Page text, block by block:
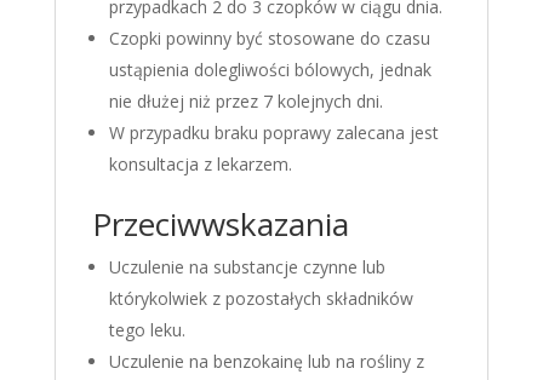
przypadkach 2 do 3 czopków w ciągu dnia.
Czopki powinny być stosowane do czasu
ustąpienia dolegliwości bólowych, jednak
nie dłużej niż przez 7 kolejnych dni.
W przypadku braku poprawy zalecana jest
konsultacja z lekarzem.
Przeciwwskazania
Uczulenie na substancje czynne lub
którykolwiek z pozostałych składników
tego leku.
Uczulenie na benzokainę lub na rośliny z